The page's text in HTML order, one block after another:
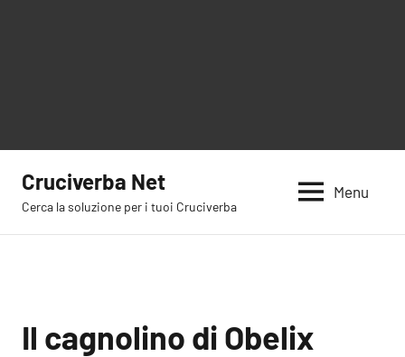
contenuto
Cruciverba Net
Cerca la soluzione per i tuoi Cruciverba
Menu
Il cagnolino di Obelix